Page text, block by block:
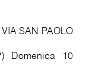
SAN PAOLO
Domenica 10